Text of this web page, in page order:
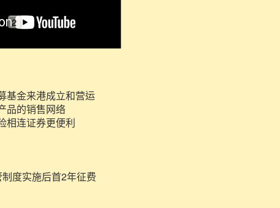
2
基金来港成立和营运
品的销售网络
相连证券更便利
度实施后首2年征费